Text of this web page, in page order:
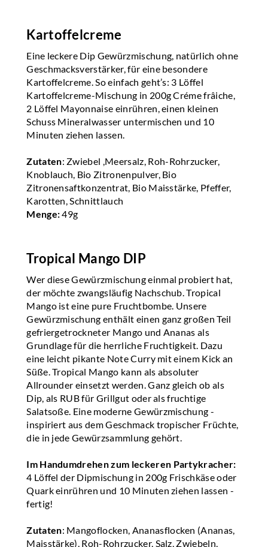
Kartoffelcreme
Eine leckere Dip Gewürzmischung, natürlich ohne
Geschmacksverstärker, für eine besondere
Kartoffelcreme. So einfach geht’s: 3 Löffel
Kartoffelcreme-Mischung in 200g Créme frâiche,
2 Löffel Mayonnaise einrühren, einen kleinen
Schuss Mineralwasser untermischen und 10
Minuten ziehen lassen.
Zutaten: Zwiebel ,Meersalz, Roh-Rohrzucker,
Knoblauch, Bio Zitronenpulver, Bio
Zitronensaftkonzentrat, Bio Maisstärke, Pfeffer,
Karotten, Schnittlauch
Menge:49g
Tropical Mango DIP
Wer diese Gewürzmischung einmal probiert hat,
der möchte zwangsläufig Nachschub. Tropical
Mango ist eine pure Fruchtbombe. Unsere
Gewürzmischung enthält einen ganz großen Teil
gefriergetrockneter Mango und Ananas als
Grundlage für die herrliche Fruchtigkeit. Dazu
eine leicht pikante Note Curry mit einem Kick an
Süße. Tropical Mango kann als absoluter
Allrounder einsetzt werden. Ganz gleich ob als
Dip, als RUB für Grillgut oder als fruchtige
Salatsoße. Eine moderne Gewürzmischung -
inspiriert aus dem Geschmack tropischer Früchte,
die in jede Gewürzsammlung gehört.
Im Handumdrehen zum leckeren Partykracher:
4 Löffel der Dipmischung in 200g Frischkäse oder
Quark einrühren und 10 Minuten ziehen lassen -
fertig!
Zutaten: Mangoflocken, Ananasflocken (Ananas,
Maisstärke), Roh-Rohrzucker, Salz, Zwiebeln,